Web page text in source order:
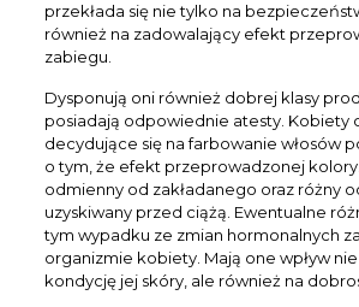
przekłada się nie tylko na
również na zadowalający efekt
zabiegu.
Dysponują oni również dobrej klasy
posiadają odpowiednie atesty. Kobiety
decydujące się na farbowanie włosów
o tym, że efekt przeprowadzonej
odmienny od zakładanego oraz różny
uzyskiwany przed ciążą. Ewentualne
tym wypadku ze zmian hormonalnych
organizmie kobiety. Mają one wpływ
kondycję jej skóry, ale również na